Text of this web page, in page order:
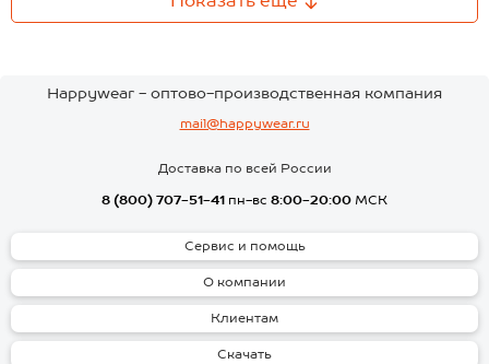
Happywear - оптово-производственная компания
mail@happywear.ru
Доставка по всей России
8 (800) 707-51-41 пн-вс 8:00-20:00 МСК
Сервис и помощь
О компании
Клиентам
Скачать